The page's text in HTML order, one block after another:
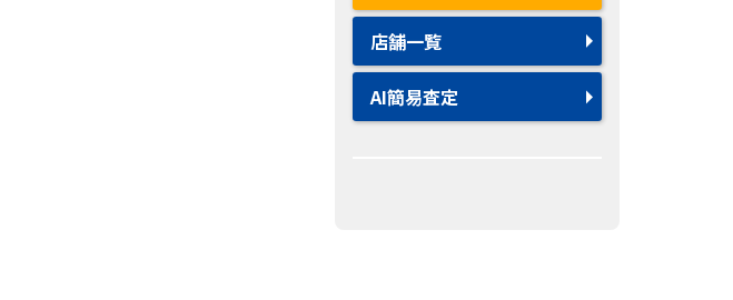
店舗一覧
AI簡易査定